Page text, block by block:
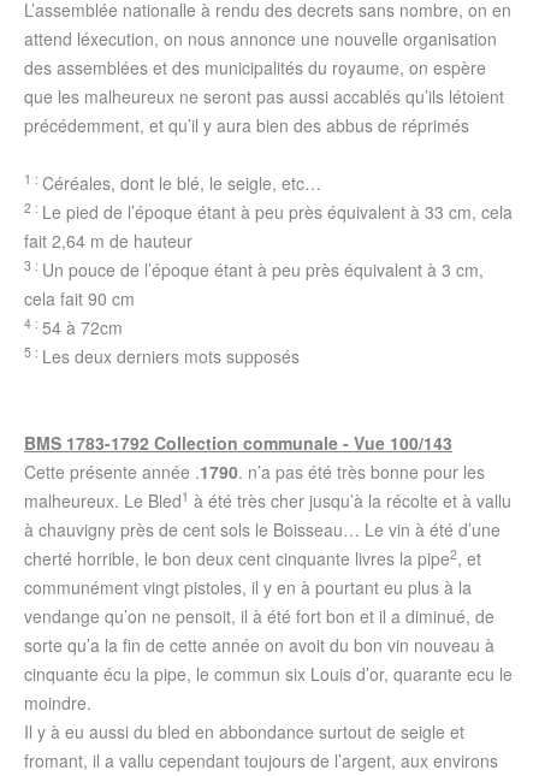
L’assemblée nationalle à rendu des decrets sans nombre, on en
attend léxecution, on nous annonce une nouvelle organisation
des assemblées et des municipalités du royaume, on espère
que les malheureux ne seront pas aussi accablés qu’ils létoient
précédemment, et qu’il y aura bien des abbus de réprimés
1 : Céréales, dont le blé, le seigle, etc…
2 : Le pied de l’époque étant à peu près équivalent à 33 cm, cela
fait 2,64 m de hauteur
3 : Un pouce de l’époque étant à peu près équivalent à 3 cm,
cela fait 90 cm
4 : 54 à 72cm
5 : Les deux derniers mots supposés
BMS 1783-1792 Collection communale - Vue 100/143
Cette présente année .1790. n’a pas été très bonne pour les
malheureux. Le Bled1 à été très cher jusqu’à la récolte et à vallu
à chauvigny près de cent sols le Boisseau… Le vin à été d’une
cherté horrible, le bon deux cent cinquante livres la pipe2, et
communément vingt pistoles, il y en à pourtant eu plus à la
vendange qu’on ne pensoit, il à été fort bon et il a diminué, de
sorte qu’a la fin de cette année on avoit du bon vin nouveau à
cinquante écu la pipe, le commun six Louis d’or, quarante ecu le
moindre.
Il y à eu aussi du bled en abbondance surtout de seigle et
fromant, il a vallu cependant toujours de l’argent, aux environs